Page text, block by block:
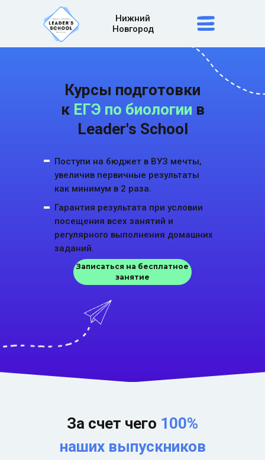
Нижний
Новгород
Курсы подготовки
к ЕГЭ по биологии в
Leader's School
Гарантия результата при условии
посещения всех занятий и
регулярного выполнения домашних
заданий.
Записаться на бесплатное
занятие
Поступи на бюджет в ВУЗ мечты,
увеличив первичные результаты
как минимум в 2 раза.
За счет чего 100%
наших выпускников